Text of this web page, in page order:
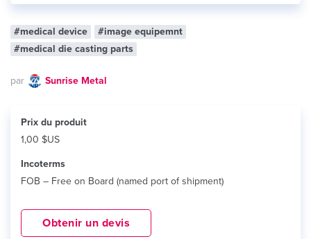
#medical device
#image equipemnt
#medical die casting parts
par Sunrise Metal
Prix ​​du produit
1,00 $US
Incoterms
FOB – Free on Board (named port of shipment)
Obtenir un devis